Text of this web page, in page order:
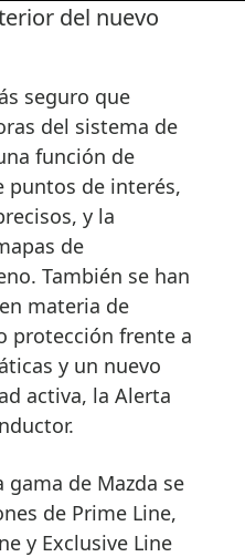
del nuevo
seguro que
del sistema de
función de
puntos de interés,
y la
de
También se han
materia de
protección frente a
y un nuevo
activa, la Alerta
de Mazda se
de Prime Line,
y Exclusive Line